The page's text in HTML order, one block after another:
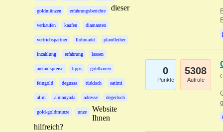
goldmünzen erfahrungsberichte
verkaufen kaufen diamanten
vertriebspartner flohmarkt pfandleiher
inzahlung erfahrung lassen
ankaufspreise tipps goldbarren
feingold degussa türkisch satimi
alim almanyada adresse degerloch
gold-goldmünze unze
dieser
Website
Ihnen
hilfreich?
0
Punkte
5308
Aufrufe